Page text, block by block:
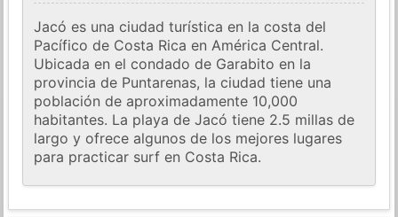
Jacó es una ciudad turística en la costa del
Pacífico de Costa Rica en América Central.
Ubicada en el condado de Garabito en la
provincia de Puntarenas, la ciudad tiene una
población de aproximadamente 10,000
habitantes. La playa de Jacó tiene 2.5 millas de
largo y ofrece algunos de los mejores lugares
para practicar surf en Costa Rica.